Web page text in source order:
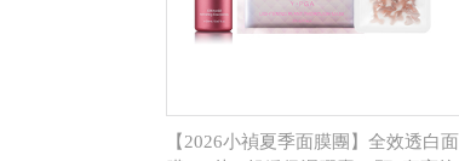
【2026小禎夏季面膜團】全效透白面